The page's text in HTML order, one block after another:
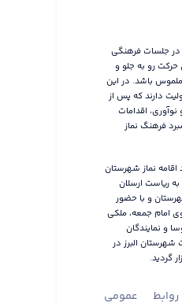
در جلسات فرهنگی
رو به جلو و
باشد. در این
دارند که پس از
اقدامات
فرهنگ نماز
نماز شهرستان
در سال ۱۴۰۴، به ریاست ارسلان
و با حضور
امام جمعه، ملکی
و نمایندگان
شهرستان البرز در
گردید.
عمومی